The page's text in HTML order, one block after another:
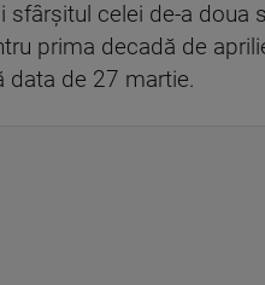
celei de-a doua
prima decadă de
data de 27 martie.